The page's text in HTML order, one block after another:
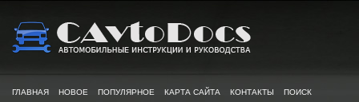
ГЛАВНАЯ НОВОЕ ПОПУЛЯРНОЕ КАРТА САЙТА КОНТАКТЫ ПОИСК